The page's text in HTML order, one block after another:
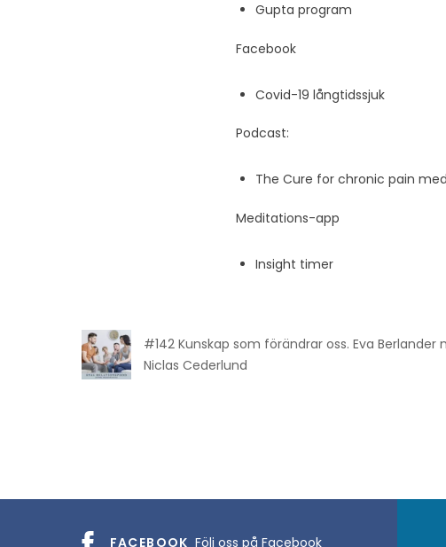
Gupta program
Facebook
Covid-19 långtidssjuk
Podcast:
The Cure for chronic pain
Meditations-app
Insight timer
#142 Kunskap som förändrar oss. Eva Berlander
Niclas Cederlund
FACEBOOK Följ oss på Facebook